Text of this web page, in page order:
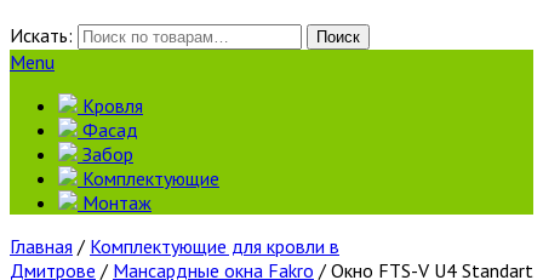
Искать:
Поиск
Menu
Кровля
Фасад
Забор
Комплектующие
Монтаж
Главная / Комплектующие для кровли в
Дмитрове / Мансардные окна Fakro / Окно FTS-V U4 Standart